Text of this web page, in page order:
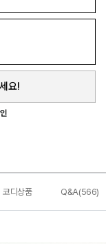
요!
코디상품 Q&A(566)